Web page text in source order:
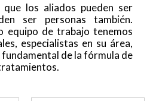
que los aliados pueden ser
ser personas también.
equipo de trabajo tenemos
especialistas en su área,
de la fórmula de